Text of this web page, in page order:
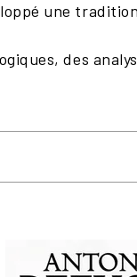
une
des